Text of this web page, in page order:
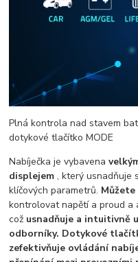
Plná kontrola nad stavem
dotykové tlačítko MODE
Nabíječka je vybavena
displejem , který usnadňuje
klíčových parametrů.
kontrolovat napětí a proud a
což usnadňuje a intuitivně
odborníky. Dotykové
zefektivňuje ovládání